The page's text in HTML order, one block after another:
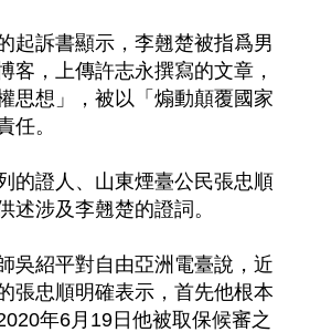
起訴書顯示，李翹楚被指爲男
客，上傳許志永撰寫的文章，
思想」，被以「煽動顛覆國家
任。
的證人、山東煙臺公民張忠順
述涉及李翹楚的證詞。
吳紹平對自由亞洲電臺說，近
張忠順明確表示，首先他根本
年6月19日他被取保候審之